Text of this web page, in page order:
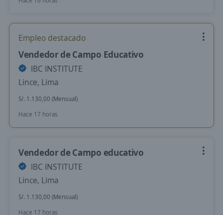
Empleo destacado
Vendedor de Campo Educativo
IBC INSTITUTE
Lince, Lima
S/. 1.130,00 (Mensual)
Hace 17 horas
Vendedor de Campo educativo
IBC INSTITUTE
Lince, Lima
S/. 1.130,00 (Mensual)
Hace 17 horas